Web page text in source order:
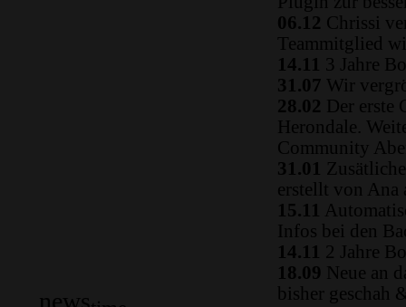
news
06.12 Chrissi
Teammitglied
14.11 3 Jahre
31.07 Wir
28.02 Der erste
Herondale.
Community
31.01
erstellt von Ana
15.11
Infos bei den
14.11
2 Jahre
18.09 Neue an
bisher geschah